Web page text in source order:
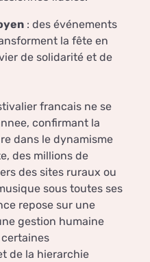
: des événements
la fête en
de solidarité et de
francais ne se
confirmant la
dans le dynamisme
des millions de
des sites ruraux ou
sous toutes ses
repose sur une
gestion humaine
de la hierarchie